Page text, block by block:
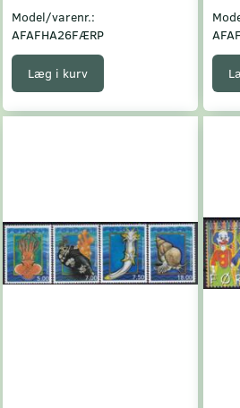
Model/varenr.:
AFAFHA26FÆRP
Læg i kurv